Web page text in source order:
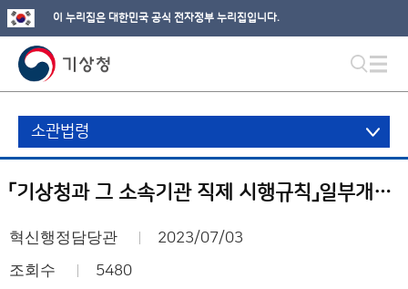
이 누리집은 대한민국 공식 전자정부 누리집입니다.
소관법령
「기상청과 그 소속기관 직제 시행규칙」일부개정(환경부령제1046호) 알림
혁신행정담당관 2023/07/03
조회수 5480